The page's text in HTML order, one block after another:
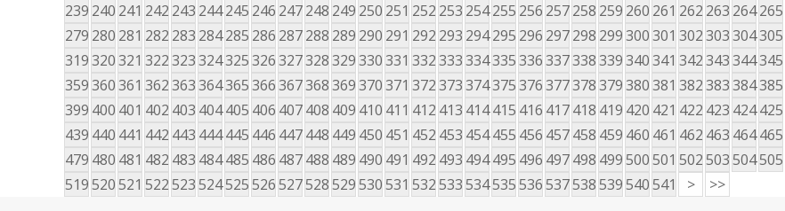
239 240 241 242 243 244245 246 247248 249 250 251 252 253 254255 256 257258 259 260 261 262 263 264265
279 280 281 282 283 284285 286 287288 289 290 291 292 293 294295 296 297298 299300301 302303304305
319320321 322323324325326327328329330331 332333334335336337338339340341 342343344345
359360361 362363364365366367368369370371 372373374375376377378379380381 382383384385
399 400 401 402 403 404405 406 407408 409 410 411 412 413 414415 416 417418 419 420 421 422 423 424425
439 440 441 442 443 444445 446 447448 449 450 451 452 453 454455 456 457458 459 460 461 462 463 464465
479 480 481 482 483 484485 486 487488 489 490 491 492 493 494495 496 497498 499500501 502503504505
519520521 522523524525526527528529530531 532533534535536537538539540541 > >>